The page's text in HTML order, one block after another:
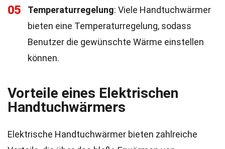
05 Temperaturregelung: Viele Handtuchwärmer
bieten eine Temperaturregelung, sodass
Benutzer die gewünschte Wärme einstellen
können.
Vorteile eines Elektrischen
Handtuchwärmers
Elektrische Handtuchwärmer bieten zahlreiche